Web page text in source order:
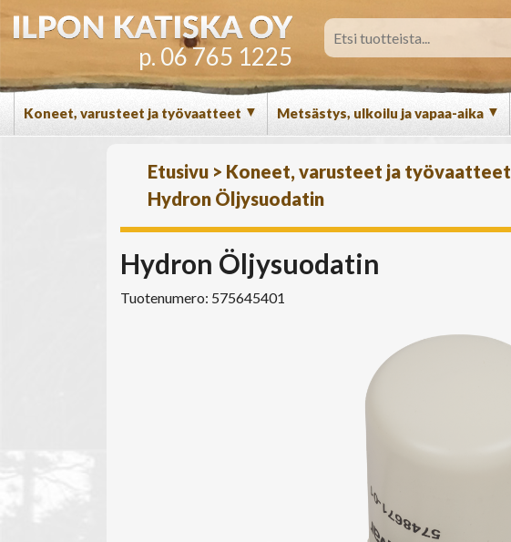
p. 06 765 1225
Koneet, varusteet ja työvaatteet ▼ Metsästys, ulkoilu ja vapaa-aika ▼
Etusivu > Koneet, varusteet ja työvaatteet
Hydron Öljysuodatin
Hydron Öljysuodatin
Tuotenumero: 575645401